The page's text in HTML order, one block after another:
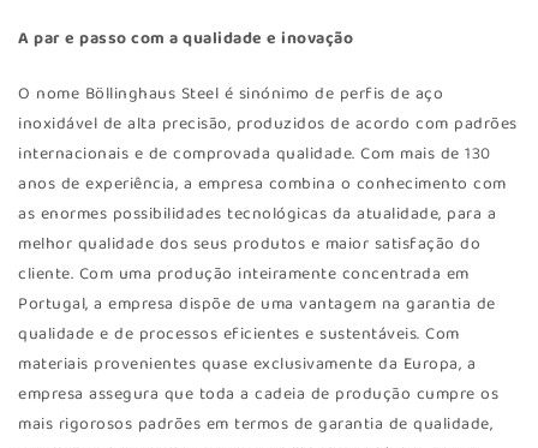
A par e passo com a qualidade e inovação
O nome Böllinghaus Steel é sinónimo de perfis de aço
inoxidável de alta precisão, produzidos de acordo com padrões
internacionais e de comprovada qualidade. Com mais de 130
anos de experiência, a empresa combina o conhecimento com
as enormes possibilidades tecnológicas da atualidade, para a
melhor qualidade dos seus produtos e maior satisfação do
cliente. Com uma produção inteiramente concentrada em
Portugal, a empresa dispõe de uma vantagem na garantia de
qualidade e de processos eficientes e sustentáveis. Com
materiais provenientes quase exclusivamente da Europa, a
empresa assegura que toda a cadeia de produção cumpre os
mais rigorosos padrões em termos de garantia de qualidade,